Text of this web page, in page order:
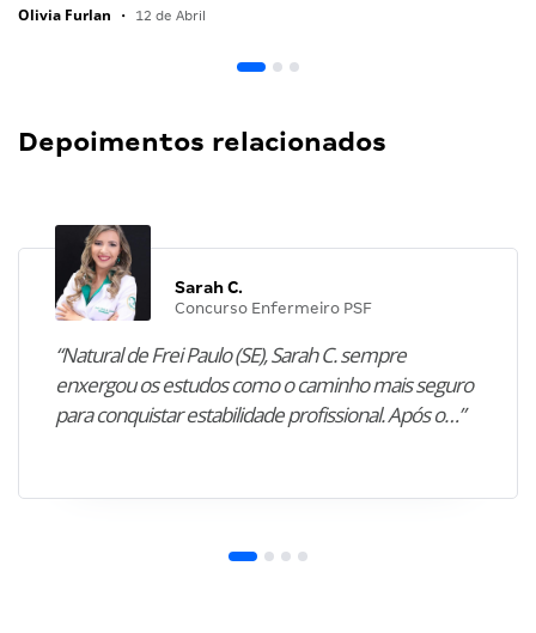
Olivia Furlan • 12 de Abril
Depoimentos relacionados
Sarah C.
Concurso Enfermeiro PSF
“Natural de Frei Paulo (SE), Sarah C. sempre
enxergou os estudos como o caminho mais seguro
para conquistar estabilidade profissional. Após o…”